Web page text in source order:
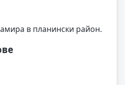
в планински район.